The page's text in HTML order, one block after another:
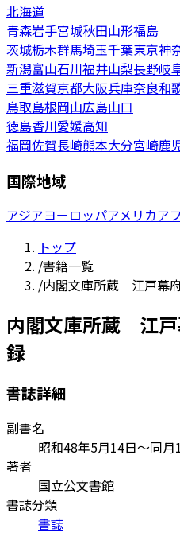
北海道
青森岩手宮城秋田山形福島
茨城栃木群馬埼玉千葉東京神
新潟富山石川福井山梨長野岐
三重滋賀京都大阪兵庫奈良和
鳥取島根岡山広島山口
徳島香川愛媛高知
福岡佐賀長崎熊本大分宮崎鹿
国際地域
アジアヨーロッパアメリカア
トップ
/書籍一覧
/内閣文庫所蔵 江戸幕
内閣文庫所蔵 江戸
録
書誌詳細
副書名
昭和48年5月14日～同月
著者
国立公文書館
書誌分類
書誌